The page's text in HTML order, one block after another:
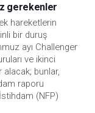
gerekenler
hareketlerin
bir duruş
ayı Challenger
ve ikinci
bunlar,
raporu
(NFP)